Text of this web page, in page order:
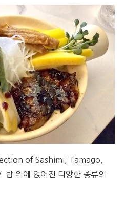
of Sashimi, Tamago,
위에 얹어진 다양한 종류의